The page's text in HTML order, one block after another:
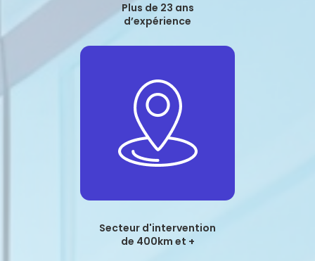
Plus de 23 ans
d’expérience
Secteur d'intervention
de 400km et +